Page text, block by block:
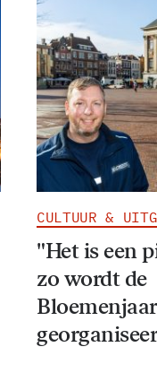
CULTUUR &
"Het is een
zo wordt de